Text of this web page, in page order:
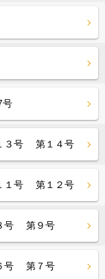
号
３号 第１４号
１号 第１２号
号 第９号
号 第７号